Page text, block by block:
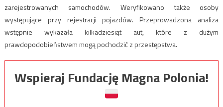
zarejestrowanych samochodów. Weryfikowano także osoby
występujące przy rejestracji pojazdów. Przeprowadzona analiza
wstępnie wykazała kilkadziesiąt aut, które z dużym
prawdopodobieństwem mogą pochodzić z przestępstwa.
Wspieraj Fundację Magna Polonia!